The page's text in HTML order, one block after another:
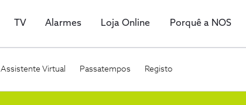
TV Alarmes Loja Online Porquê a NOS
Assistente Virtual Passatempos Registo